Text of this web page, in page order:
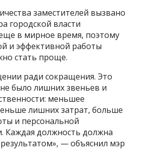
заместителей вызвано
городской власти
в мирное время, поэтому
и эффективной работы
стать проще.
ради сокращения. Это
было лишних звеньев и
меньшее
лишних затрат, больше
и персональной
Каждая должность должна
— объяснил мэр